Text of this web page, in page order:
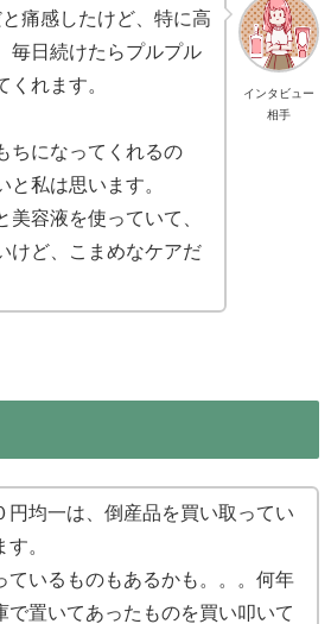
インタビュー
相手
痛感したけど、特に高
毎日続けたらプルプル
くれます。
ちになってくれるの
と私は思います。
容液を使っていて、
けど、こまめなケアだ
円均一は、倒産品を買い取ってい
。
ているものもあるかも。。。何年
で置いてあったものを買い叩いて